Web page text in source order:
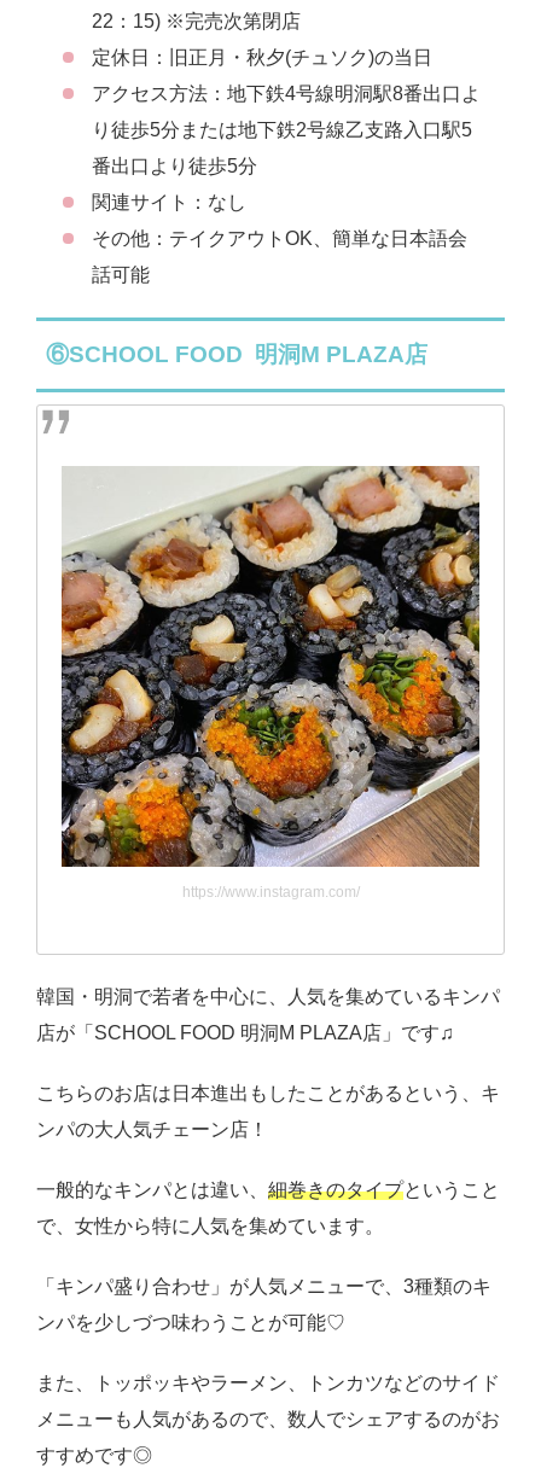
22：15) ※完売次第閉店
定休日：旧正月・秋夕(チュソク)の当日
アクセス方法：地下鉄4号線明洞駅8番出口よ
り徒歩5分または地下鉄2号線乙支路入口駅5
番出口より徒歩5分
関連サイト：なし
その他：テイクアウトOK、簡単な日本語会
話可能
⑥SCHOOL FOOD 明洞M PLAZA店
https://www.instagram.com/
韓国・明洞で若者を中心に、人気を集めているキンパ
店が「SCHOOL FOOD 明洞M PLAZA店」です♫
こちらのお店は日本進出もしたことがあるという、キ
ンパの大人気チェーン店！
一般的なキンパとは違い、 細巻きのタイプということ
で、女性から特に人気を集めています。
「キンパ盛り合わせ」が人気メニューで、3種類のキ
ンパを少しづつ味わうことが可能♡
また、トッポッキやラーメン、トンカツなどのサイド
メニューも人気があるので、数人でシェアするのがお
すすめです◎